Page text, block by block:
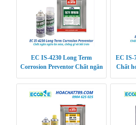
EC IS-4230 Long Term
Corrosion Preventor Chất ngăn
trơn siêu bền
EC IS-
Chất